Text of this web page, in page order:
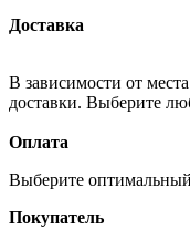
Доставка
В зависимости от
доставки. Выберите
Оплата
Выберите
Покупатель